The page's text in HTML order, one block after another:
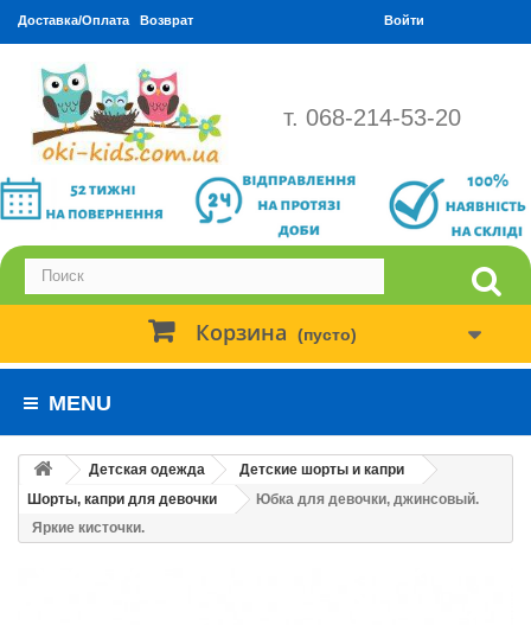
Доставка/Оплата Возврат Войти
т. 068-214-53-20
Корзина (пусто)
MENU
Детская одежда
Детские шорты и капри
Шорты, капри для девочки
Юбка для девочки, джинсовый.
Яркие кисточки.